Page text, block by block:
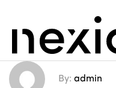
By: admin